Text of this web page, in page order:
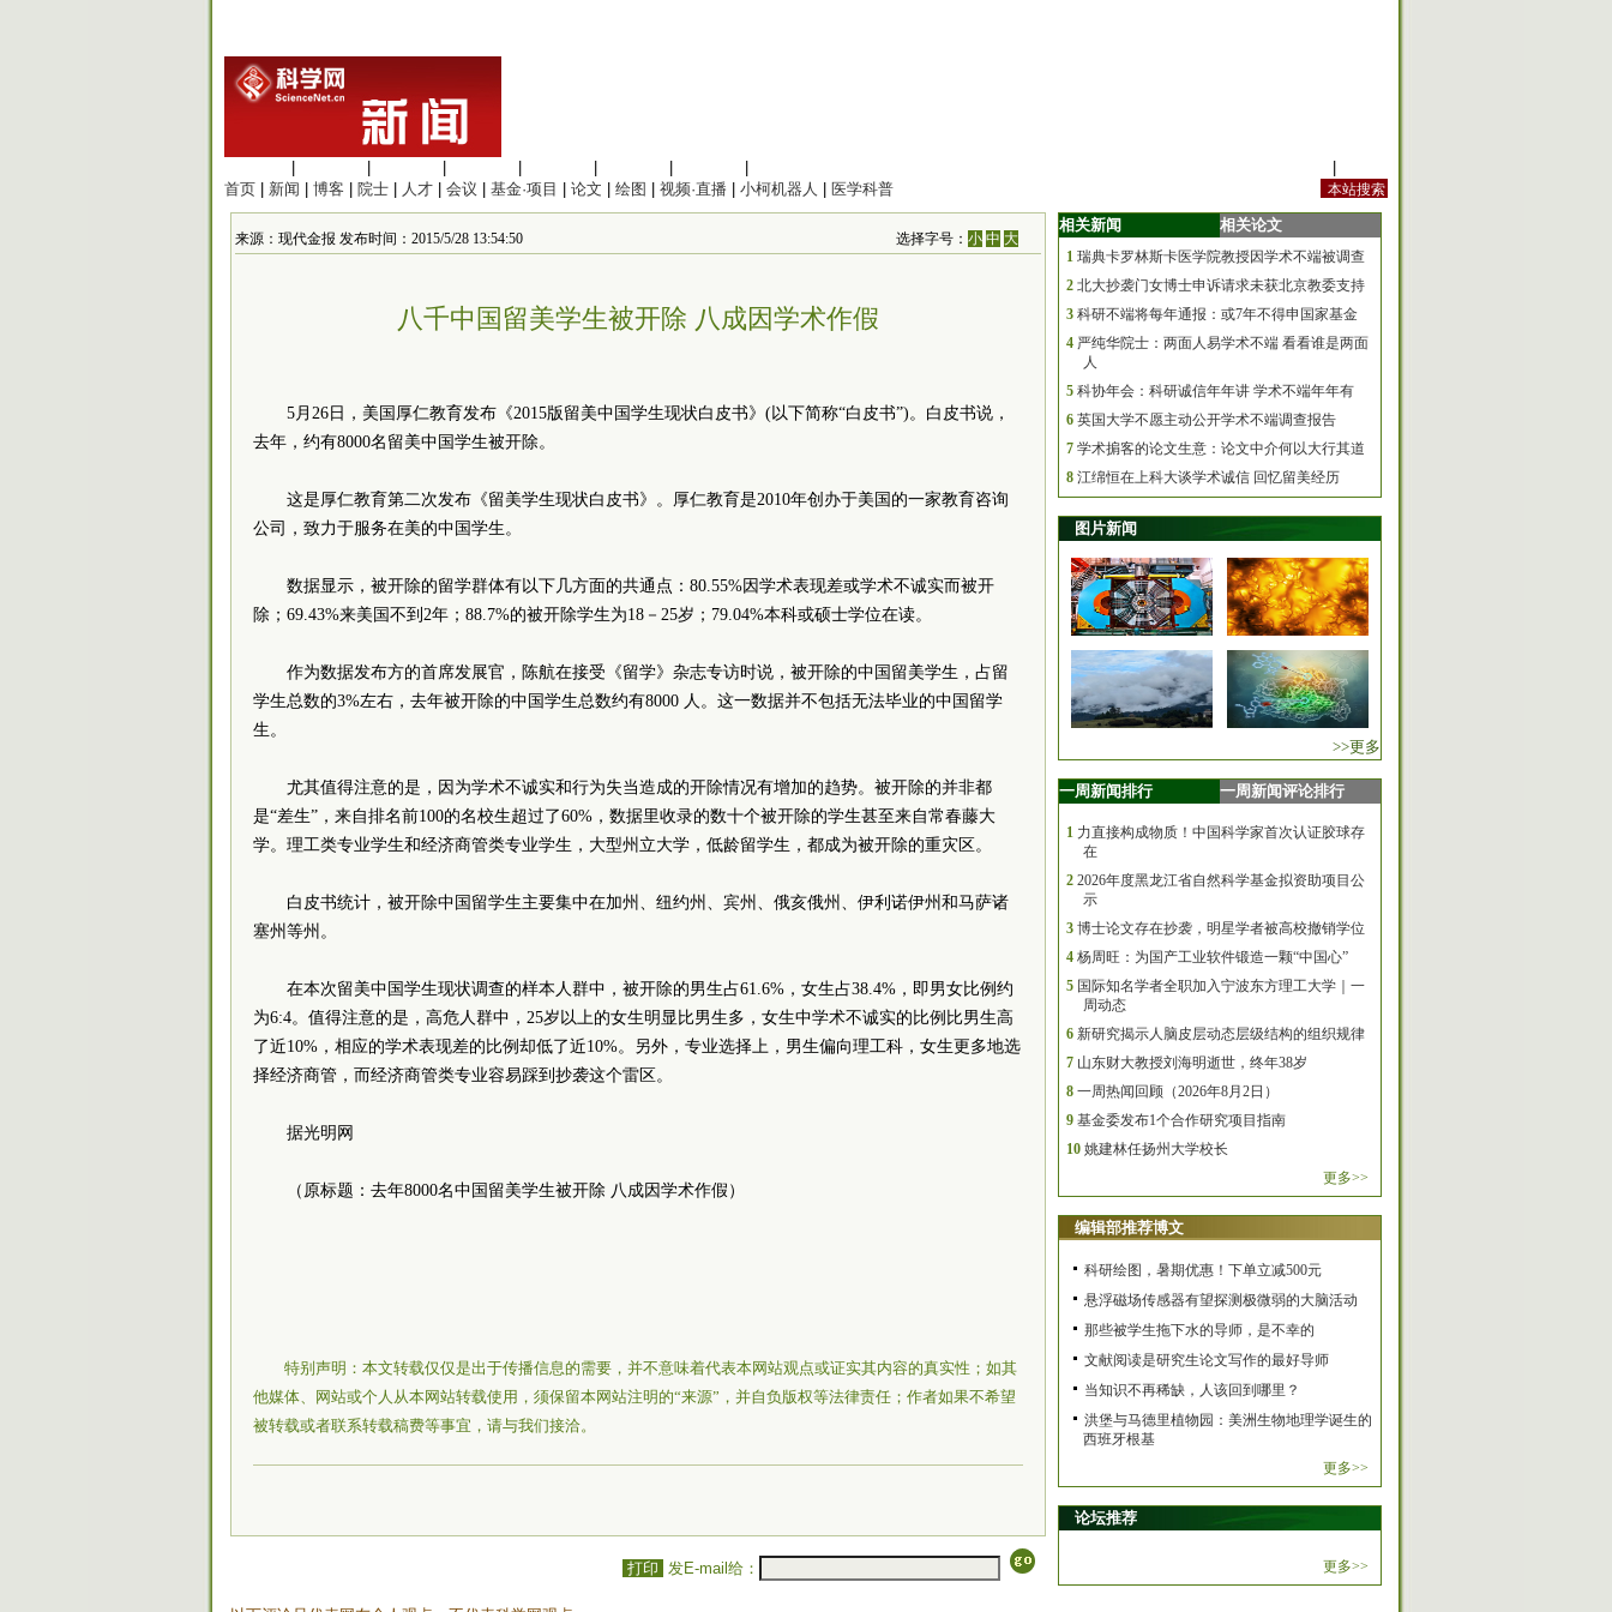
首页
新闻 博客 院士 人才 会议 基金·项目 论文 绘图 视频·直播 小柯机器人 医学科普
来源：现代金报 发布时间：2015/5/28 13:54:50 选择字号：小 中 大
八千中国留美学生被开除 八成因学术作假
5月26日，美国厚仁教育发布《2015版留美中国学生现状白皮书》(以下简称“白皮书”)。白皮书说，
去年，约有8000名留美中国学生被开除。
这是厚仁教育第二次发布《留美学生现状白皮书》。厚仁教育是2010年创办于美国的一家教育咨询
公司，致力于服务在美的中国学生。
数据显示，被开除的留学群体有以下几方面的共通点：80.55%因学术表现差或学术不诚实而被开
除；69.43%来美国不到2年；88.7%的被开除学生为18－25岁；79.04%本科或硕士学位在读。
作为数据发布方的首席发展官，陈航在接受《留学》杂志专访时说，被开除的中国留美学生，占留
学生总数的3%左右，去年被开除的中国学生总数约有8000 人。这一数据并不包括无法毕业的中国留学
生。
尤其值得注意的是，因为学术不诚实和行为失当造成的开除情况有增加的趋势。被开除的并非都
是“差生”，来自排名前100的名校生超过了60%，数据里收录的数十个被开除的学生甚至来自常春藤大
学。理工类专业学生和经济商管类专业学生，大型州立大学，低龄留学生，都成为被开除的重灾区。
白皮书统计，被开除中国留学生主要集中在加州、纽约州、宾州、俄亥俄州、伊利诺伊州和马萨诸
塞州等州。
在本次留美中国学生现状调查的样本人群中，被开除的男生占61.6%，女生占38.4%，即男女比例约
为6:4。值得注意的是，高危人群中，25岁以上的女生明显比男生多，女生中学术不诚实的比例比男生高
了近10%，相应的学术表现差的比例却低了近10%。另外，专业选择上，男生偏向理工科，女生更多地选
择经济商管，而经济商管类专业容易踩到抄袭这个雷区。
据光明网
（原标题：去年8000名中国留美学生被开除 八成因学术作假）
特别声明：本文转载仅仅是出于传播信息的需要，并不意味着代表本网站观点或证实其内容的真实性；如其
他媒体、网站或个人从本网站转载使用，须保留本网站注明的“来源”，并自负版权等法律责任；作者如果不希望
被转载或者联系转载稿费等事宜，请与我们接洽。
打印 发E-mail给：
相关新闻 相关论文
1 瑞典卡罗林斯卡医学院教授因学术不端被调查
2 北大抄袭门女博士申诉请求未获北京教委支持
3 科研不端将每年通报：或7年不得申国家基金
4 严纯华院士：两面人易学术不端 看看谁是两面
人
5 科协年会：科研诚信年年讲 学术不端年年有
6 英国大学不愿主动公开学术不端调查报告
7 学术掮客的论文生意：论文中介何以大行其道
8 江绵恒在上科大谈学术诚信 回忆留美经历
图片新闻
>>更多
一周新闻排行 一周新闻评论排行
1 力直接构成物质！中国科学家首次认证胶球存
在
2 2026年度黑龙江省自然科学基金拟资助项目公
示
3 博士论文存在抄袭，明星学者被高校撤销学位
4 杨周旺：为国产工业软件锻造一颗“中国心”
5 国际知名学者全职加入宁波东方理工大学｜一
周动态
6 新研究揭示人脑皮层动态层级结构的组织规律
7 山东财大教授刘海明逝世，终年38岁
8 一周热闻回顾（2026年8月2日）
9 基金委发布1个合作研究项目指南
10 姚建林任扬州大学校长
更多>>
编辑部推荐博文
科研绘图，暑期优惠！下单立减500元
悬浮磁场传感器有望探测极微弱的大脑活动
那些被学生拖下水的导师，是不幸的
文献阅读是研究生论文写作的最好导师
当知识不再稀缺，人该回到哪里？
洪堡与马德里植物园：美洲生物地理学诞生的
西班牙根基
更多>>
论坛推荐
更多>>